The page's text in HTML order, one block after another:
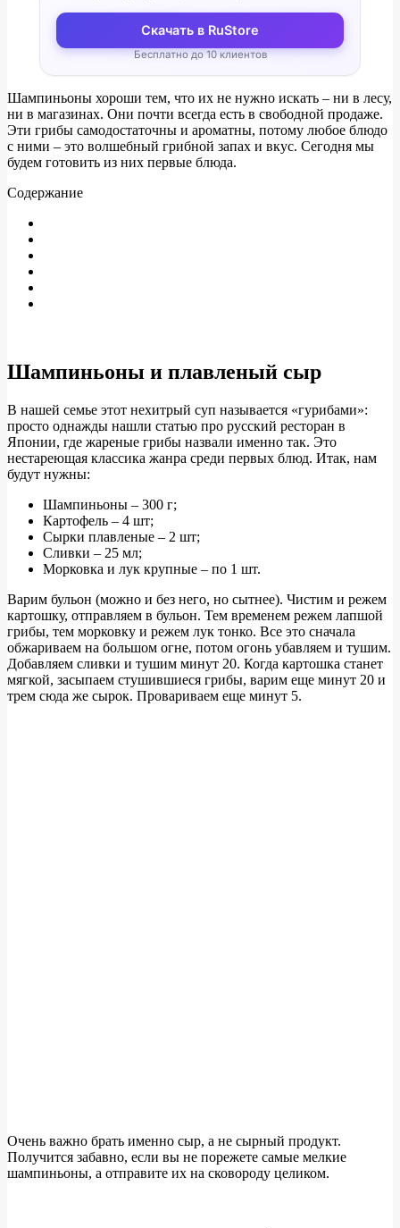
Скачать в RuStore
Бесплатно до 10 клиентов
Шампиньоны хороши тем, что их не нужно искать – ни в лесу,
ни в магазинах. Они почти всегда есть в свободной продаже.
Эти грибы самодостаточны и ароматны, потому любое блюдо
с ними – это волшебный грибной запах и вкус. Сегодня мы
будем готовить из них первые блюда.
Содержание
Шампиньоны и плавленый сыр
В нашей семье этот нехитрый суп называется «гурибами»:
просто однажды нашли статью про русский ресторан в
Японии, где жареные грибы назвали именно так. Это
нестареющая классика жанра среди первых блюд. Итак, нам
будут нужны:
Шампиньоны – 300 г;
Картофель – 4 шт;
Сырки плавленые – 2 шт;
Сливки – 25 мл;
Морковка и лук крупные – по 1 шт.
Варим бульон (можно и без него, но сытнее). Чистим и режем
картошку, отправляем в бульон. Тем временем режем лапшой
грибы, тем морковку и режем лук тонко. Все это сначала
обжариваем на большом огне, потом огонь убавляем и тушим.
Добавляем сливки и тушим минут 20. Когда картошка станет
мягкой, засыпаем стушившиеся грибы, варим еще минут 20 и
трем сюда же сырок. Провариваем еще минут 5.
Очень важно брать именно сыр, а не сырный продукт.
Получится забавно, если вы не порежете самые мелкие
шампиньоны, а отправите их на сковороду целиком.